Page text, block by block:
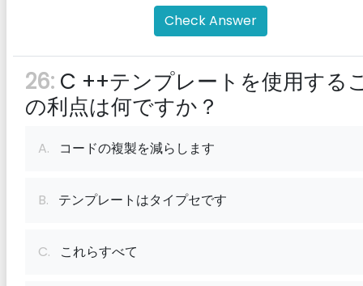
Check Answer
26: C ++テンプレートを使用する
の利点は何ですか？
A. コードの複製を減らします
B. テンプレートはタイプセです
C. これらすべて